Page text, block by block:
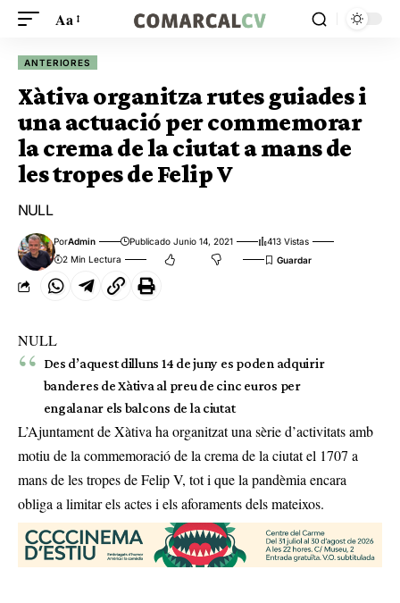
Aa
ANTERIORES
Xàtiva organitza rutes guiades i
una actuació per commemorar
la crema de la ciutat a mans de
les tropes de Felip V
NULL
PorAdmin Publicado Junio 14, 2021
413 Vistas
2 Min Lectura
NULL
Des d’aquest dilluns 14 de juny es poden adquirir
banderes de Xàtiva al preu de cinc euros per
engalanar els balcons de la ciutat
L’Ajuntament de Xàtiva ha organitzat una sèrie d’activitats amb
motiu de la commemoració de la crema de la ciutat el 1707 a
mans de les tropes de Felip V, tot i que la pandèmia encara
obliga a limitar els actes i els aforaments dels mateixos.